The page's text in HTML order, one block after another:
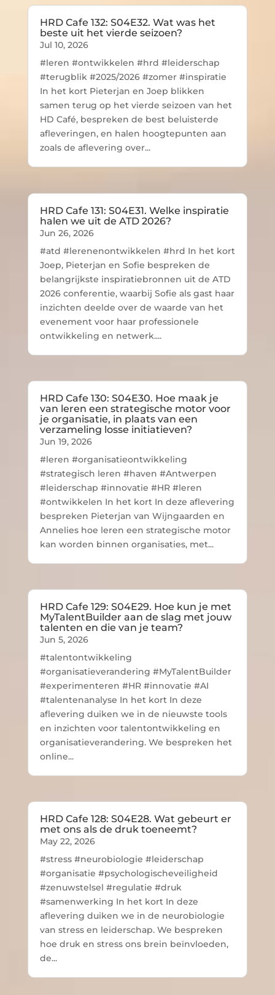
HRD Cafe 132: S04E32. Wat was het
beste uit het vierde seizoen?
Jul 10, 2026
#leren #ontwikkelen #hrd #leiderschap
#terugblik #2025/2026 #zomer #inspiratie
In het kort Pieterjan en Joep blikken
samen terug op het vierde seizoen van het
HD Café, bespreken de best beluisterde
afleveringen, en halen hoogtepunten aan
zoals de aflevering over...
HRD Cafe 131: S04E31. Welke inspiratie
halen we uit de ATD 2026?
Jun 26, 2026
#atd #lerenenontwikkelen #hrd In het kort
Joep, Pieterjan en Sofie bespreken de
belangrijkste inspiratiebronnen uit de ATD
2026 conferentie, waarbij Sofie als gast haar
inzichten deelde over de waarde van het
evenement voor haar professionele
ontwikkeling en netwerk....
HRD Cafe 130: S04E30. Hoe maak je
van leren een strategische motor voor
je organisatie, in plaats van een
verzameling losse initiatieven?
Jun 19, 2026
#leren #organisatieontwikkeling
#strategisch leren #haven #Antwerpen
#leiderschap #innovatie #HR #leren
#ontwikkelen In het kort In deze aflevering
bespreken Pieterjan van Wijngaarden en
Annelies hoe leren een strategische motor
kan worden binnen organisaties, met...
HRD Cafe 129: S04E29. Hoe kun je met
MyTalentBuilder aan de slag met jouw
talenten en die van je team?
Jun 5, 2026
#talentontwikkeling
#organisatieverandering #MyTalentBuilder
#experimenteren #HR #innovatie #AI
#talentenanalyse In het kort In deze
aflevering duiken we in de nieuwste tools
en inzichten voor talentontwikkeling en
organisatieverandering. We bespreken het
online...
HRD Cafe 128: S04E28. Wat gebeurt er
met ons als de druk toeneemt?
May 22, 2026
#stress #neurobiologie #leiderschap
#organisatie #psychologischeveiligheid
#zenuwstelsel #regulatie #druk
#samenwerking In het kort In deze
aflevering duiken we in de neurobiologie
van stress en leiderschap. We bespreken
hoe druk en stress ons brein beïnvloeden,
de...